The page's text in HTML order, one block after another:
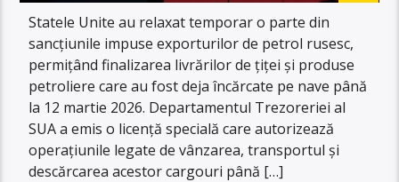
Statele Unite au relaxat temporar o parte din
sancțiunile impuse exporturilor de petrol rusesc,
permițând finalizarea livrărilor de țiței și produse
petroliere care au fost deja încărcate pe nave până
la 12 martie 2026. Departamentul Trezoreriei al
SUA a emis o licență specială care autorizează
operațiunile legate de vânzarea, transportul și
descărcarea acestor cargouri până […]